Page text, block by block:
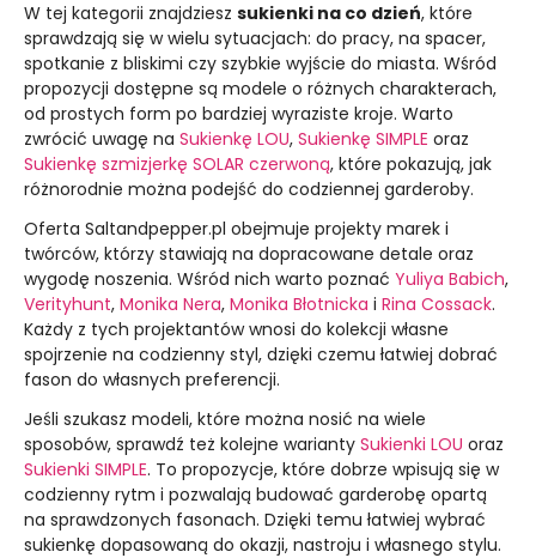
W tej kategorii znajdziesz sukienki na co dzień, które
sprawdzają się w wielu sytuacjach: do pracy, na spacer,
spotkanie z bliskimi czy szybkie wyjście do miasta. Wśród
propozycji dostępne są modele o różnych charakterach,
od prostych form po bardziej wyraziste kroje. Warto
zwrócić uwagę na Sukienkę LOU, Sukienkę SIMPLE oraz
Sukienkę szmizjerkę SOLAR czerwoną, które pokazują, jak
różnorodnie można podejść do codziennej garderoby.
Oferta Saltandpepper.pl obejmuje projekty marek i
twórców, którzy stawiają na dopracowane detale oraz
wygodę noszenia. Wśród nich warto poznać Yuliya Babich,
Verityhunt, Monika Nera, Monika Błotnicka i Rina Cossack.
Każdy z tych projektantów wnosi do kolekcji własne
spojrzenie na codzienny styl, dzięki czemu łatwiej dobrać
fason do własnych preferencji.
Jeśli szukasz modeli, które można nosić na wiele
sposobów, sprawdź też kolejne warianty Sukienki LOU oraz
Sukienki SIMPLE. To propozycje, które dobrze wpisują się w
codzienny rytm i pozwalają budować garderobę opartą
na sprawdzonych fasonach. Dzięki temu łatwiej wybrać
sukienkę dopasowaną do okazji, nastroju i własnego stylu.